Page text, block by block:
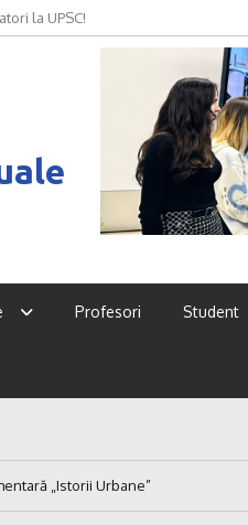
la UPSC!
Profesori Student
„Istorii Urbane”